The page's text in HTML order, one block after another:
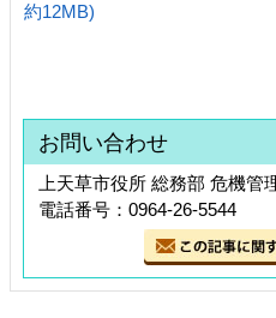
約12MB)
お問い合わせ
上天草市役所 総務部 危機管
電話番号：0964-26-5544